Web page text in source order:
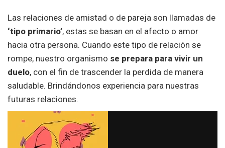
Las relaciones de amistad o de pareja son llamadas de
‘tipo primario’, estas se basan en el afecto o amor
hacia otra persona. Cuando este tipo de relación se
rompe, nuestro organismo se prepara para vivir un
duelo, con el fin de trascender la perdida de manera
saludable. Brindándonos experiencia para nuestras
futuras relaciones.